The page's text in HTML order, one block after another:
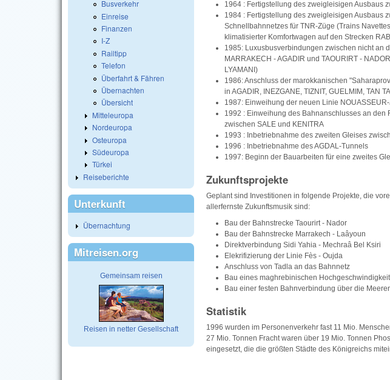
1964 : Fertigstellung des zweigleisigen Ausbaus
1984 : Fertigstellung des zweigleisigen Ausbaus
Schnellbahnnetzes für TNR-Züge (Trains
klimatisierter Komfortwagen auf den Strecken
1985: Luxusbusverbindungen zwischen nicht an
MARRAKECH - AGADIR und TAOURIRT -
LYAMANI)
1986: Anschluss der marokkanischen
in AGADIR, INEZGANE, TIZNIT, GUELMIM, TAN
1987: Einweihung der neuen Linie
1992 : Einweihung des Bahnanschlusses an
zwischen SALE und KENITRA
1993 : Inbetriebnahme des zweiten Gleises
1996 : Inbetriebnahme des AGDAL-Tunnels
1997: Beginn der Bauarbeiten für eine zweites
Zukunftsprojekte
Geplant sind Investitionen in folgende Projekte, die
allerfernste Zukunftsmusik sind:
Bau der Bahnstrecke Taourirt - Nador
Bau der Bahnstrecke Marrakech - Laâyoun
Direktverbindung Sidi Yahia - Mechraâ Bel Ksiri
Elekrifizierung der Linie Fès - Oujda
Anschluss von Tadla an das Bahnnetz
Bau eines maghrebinischen
Bau einer festen Bahnverbindung über die
Statistik
1996 wurden im Personenverkehr fast 11 Mio.
27 Mio. Tonnen Fracht waren über 19 Mio. Tonnen
eingesetzt, die die größten Städte des Königreichs
Busverkehr
Einreise
Finanzen
I-Z
Railtipp
Telefon
Überfahrt & Fähren
Übernachten
Übersicht
Mitteleuropa
Nordeuropa
Osteuropa
Südeuropa
Türkei
Reiseberichte
Unterkunft
Übernachtung
Mitreisen.org
Gemeinsam reisen
Reisen in netter Gesellschaft